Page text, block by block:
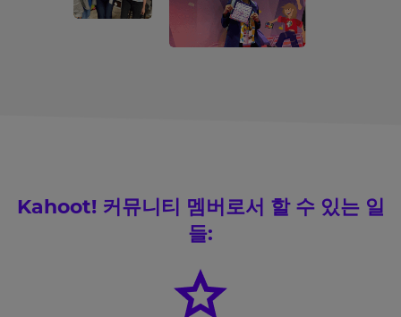
Kahoot! 커뮤니티 멤버로서 할 수 있는 일
들: